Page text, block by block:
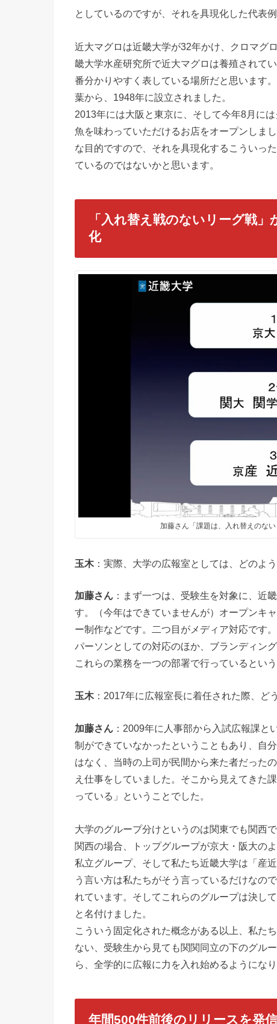
としているのですが、それを具現化した代表
近大マグロは近畿大学が32年かけ、クロマグ
畿大学水産研究所で近大マグロは養殖されて
番分かりやすく表している場所だと思います
葉から、1948年に設立されました。
2013年には大阪と東京に、そして今年8月に
魚を味わっていただけるお店をオープンしま
な目的ですので、それを具現化するこういっ
ているのではないかと思います。
「入れ替え戦のないリーグ戦
化
加藤さん「課題は、入れ替えのな
玉木：実際、大学の広報室としては、どのよ
加藤さん ：まず一つは、受験生を対象に、近
す。（今年はできていませんが）オープンキ
ー制作などです。二つ目がメディア対応です
パーソンとしての対応のほか、ブランディン
これらの業務を一つの部署で行っているとい
玉木：2017年に広報室長に着任された際、ど
加藤さん ：2009年に人事部から入試広報課
制ができていなかったということもあり、自
はなく、当時の上司が民間から来た者だった
え仕事をしていました。そこから見えてきた
っている」ということでした。
大学のグループ分けというのは関東でも関西
関西の場合、トップグループが京大・阪大の
私立グループ、そして私たち近畿大学は「産
う言い方は私たちがそう言っているだけなの
れています。そしてこれらのグループは決し
と名付けました。
こういう固定化された概念がある以上、私た
ない、受験生から見ても関関同立の下のグル
ら、全学的に広報に力を入れ始めるようになり
年間500件前後のリリースを発